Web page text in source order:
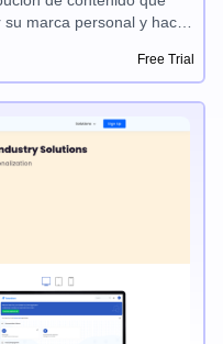
marca personal y hacer
con IA y los marcos
diarios en
y Twitter que hacen
Diseñado por
elimina la fricción y
generar confianza y
Free Trial